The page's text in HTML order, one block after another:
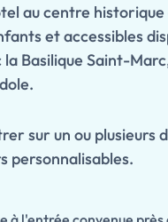
au centre historique
et accessibles
Basilique Saint-
sur un ou plusieurs
personnalisables.